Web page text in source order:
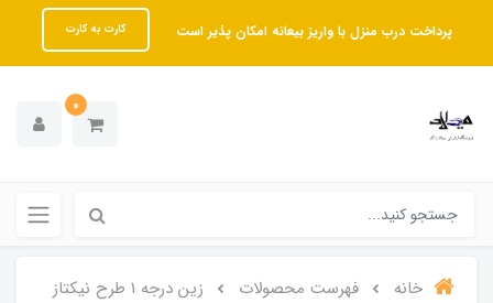
پرداخت درب منزل با واریز بیعانه امکان پذیر است کارت به کارت
0
خانه فهرست محصولات زین درجه 1 طرح نیکتاز